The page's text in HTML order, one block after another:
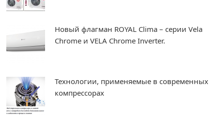
Новый флагман ROYAL Clima – серии Vela
Chrome и VELA Chrome Inverter.
Технологии, применяемые в современных
компрессорах